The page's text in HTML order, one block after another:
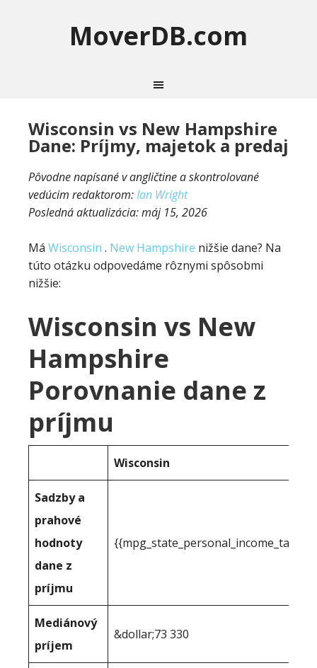
MoverDB.com
Wisconsin vs New Hampshire
Dane: Príjmy, majetok a predaj
Pôvodne napísané v angličtine a skontrolované
vedúcim redaktorom:Ian Wright
Posledná aktualizácia:máj 15, 2026
Má Wisconsin . New Hampshire nižšie dane? Na
túto otázku odpovedáme rôznymi spôsobmi
nižšie:
Wisconsin vs New
Hampshire
Porovnanie dane z
príjmu
Wisconsin
Sadzby a
prahové
hodnoty
dane z
príjmu
Mediánový
príjem
&dollar;73 330